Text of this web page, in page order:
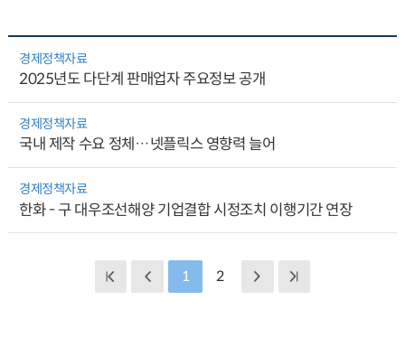
경제정책자료
2025년도 다단계 판매업자 주요정보 공개
경제정책자료
국내 제작 수요 정체…넷플릭스 영향력 늘어
경제정책자료
한화 - 구 대우조선해양 기업결합 시정조치 이행기간 연장
1 2